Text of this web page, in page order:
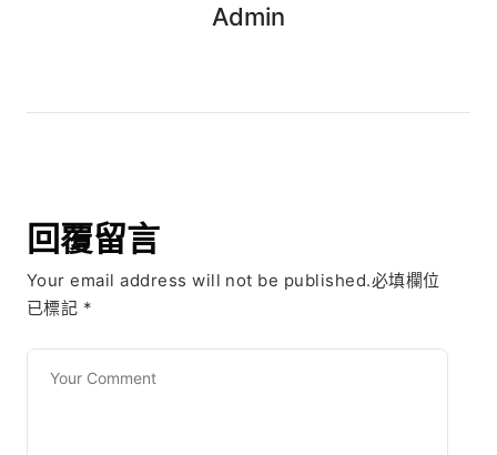
Admin
回覆留言
Your email address will not be published.必填欄位
已標記 *